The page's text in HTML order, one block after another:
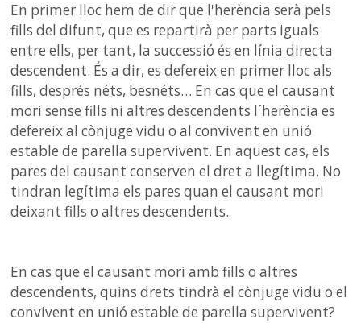
En primer lloc hem de dir que l'herència serà pels
fills del difunt, que es repartirà per parts iguals
entre ells, per tant, la successió és en línia directa
descendent. És a dir, es defereix en primer lloc als
fills, després néts, besnéts… En cas que el causant
mori sense fills ni altres descendents l´herència es
defereix al cònjuge vidu o al convivent en unió
estable de parella supervivent. En aquest cas, els
pares del causant conserven el dret a llegítima. No
tindran legítima els pares quan el causant mori
deixant fills o altres descendents.
En cas que el causant mori amb fills o altres
descendents, quins drets tindrà el cònjuge vidu o el
convivent en unió estable de parella supervivent?